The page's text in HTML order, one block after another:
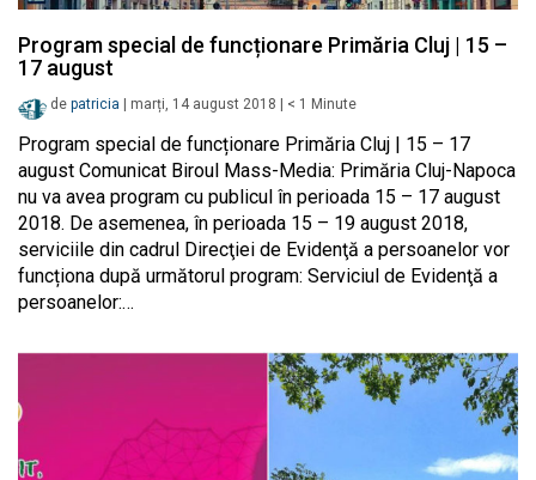
Program special de funcționare Primăria Cluj | 15 –
17 august
de patricia marți, 14 august 2018 < 1 Minute
Program special de funcționare Primăria Cluj | 15 – 17
august Comunicat Biroul Mass-Media: Primăria Cluj-Napoca
nu va avea program cu publicul în perioada 15 – 17 august
2018. De asemenea, în perioada 15 – 19 august 2018,
serviciile din cadrul Direcţiei de Evidenţă a persoanelor vor
funcționa după următorul program: Serviciul de Evidenţă a
persoanelor:…